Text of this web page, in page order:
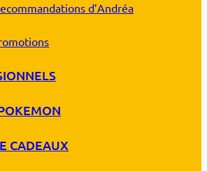
d’Andréa
CADEAUX